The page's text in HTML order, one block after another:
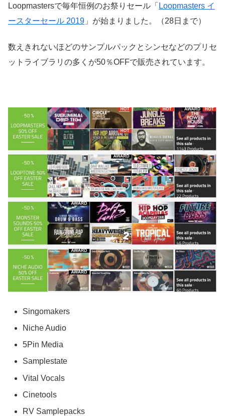
Loopmastersで毎年恒例のお祭りセール「 Loopmasters イ
ースターセール 2019 」が始まりました。（28日まで）
数えきれないほどのサンプルパックとシンセなどのプリセ
ットライブラリの多くが50％OFFで販売されています。
Singomakers
Niche Audio
5Pin Media
Samplestate
Vital Vocals
Cinetools
RV Samplepacks